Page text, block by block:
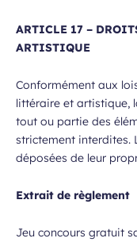
ARTICLE 17 –
ARTISTIQUE
Conformément aux
littéraire et artistique,
tout ou partie des
strictement interdites.
déposées de leur
Extrait de règlement
Jeu concours gratuit